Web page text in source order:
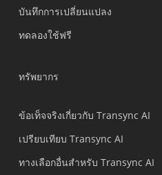
บันทึกการเปลี่ยนแปลง
ทดลองใช้ฟรี
ทรัพยากร
ข้อเท็จจริงเกี่ยวกับ Transync AI
เปรียบเทียบ Transync AI
ทางเลือกอื่นสำหรับ Transync AI